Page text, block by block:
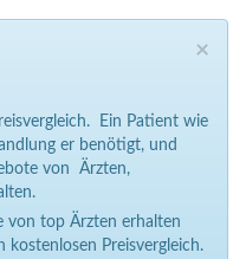
×
Ein Patient wie
er benötigt, und
von Ärzten,
von top Ärzten erhalten
kostenlosen Preisvergleich.